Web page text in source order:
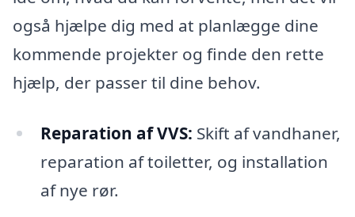
også hjælpe dig med at planlægge dine
kommende projekter og finde den rette
hjælp, der passer til dine behov.
Reparation af VVS: Skift af vandhaner,
reparation af toiletter, og installation
af nye rør.